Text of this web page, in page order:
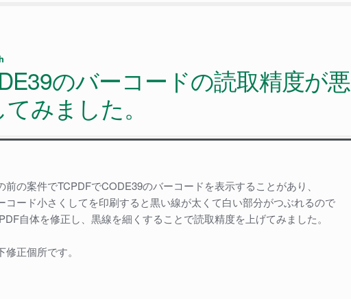
て
JQuery（JavaScript）
の
変
数
義
す
る
法
のバーコードの読取精度が悪
みました。
前の案件でTCPDFでCODE39のバーコードを表示することがあり、
コード小さくしてを印刷すると黒い線が太くて白い部分がつぶれるので
自体を修正し、黒線を細くすることで読取精度を上げてみました。
修正個所です。